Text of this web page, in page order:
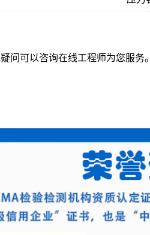
问可以咨询在线工程师为您服务。